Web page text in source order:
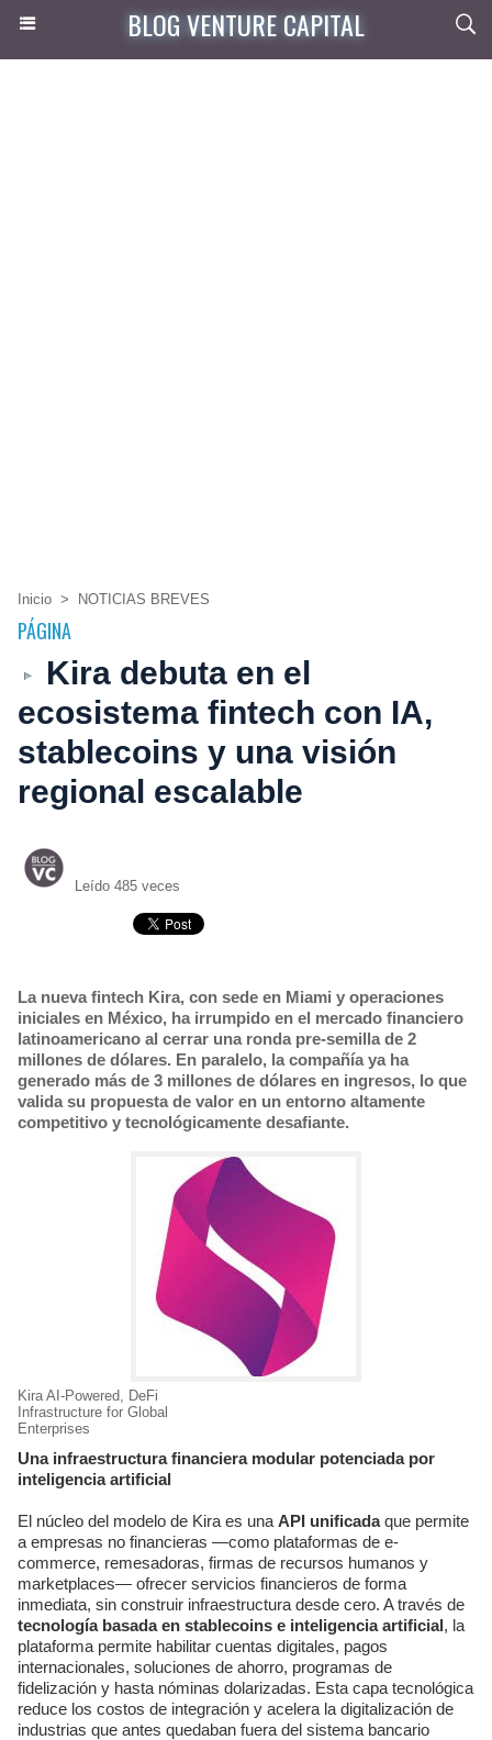
BLOG VENTURE CAPITAL
Inicio > NOTICIAS BREVES
PÁGINA
Kira debuta en el
ecosistema fintech con IA,
stablecoins y una visión
regional escalable
Leído 485 veces
La nueva fintech Kira, con sede en Miami y operaciones
iniciales en México, ha irrumpido en el mercado financiero
latinoamericano al cerrar una ronda pre-semilla de 2
millones de dólares. En paralelo, la compañía ya ha
generado más de 3 millones de dólares en ingresos, lo que
valida su propuesta de valor en un entorno altamente
competitivo y tecnológicamente desafiante.
Kira AI-Powered, DeFi
Infrastructure for Global
Enterprises
Una infraestructura financiera modular potenciada por
inteligencia artificial
El núcleo del modelo de Kira es una API unificadaque permite
a empresas no financieras —como plataformas de e-
commerce, remesadoras, firmas de recursos humanos y
marketplaces— ofrecer servicios financieros de forma
inmediata, sin construir infraestructura desde cero. A través de
tecnología basada en stablecoins e inteligencia artificial, la
plataforma permite habilitar cuentas digitales, pagos
internacionales, soluciones de ahorro, programas de
fidelización y hasta nóminas dolarizadas. Esta capa tecnológica
reduce los costos de integración y acelera la digitalización de
industrias que antes quedaban fuera del sistema bancario